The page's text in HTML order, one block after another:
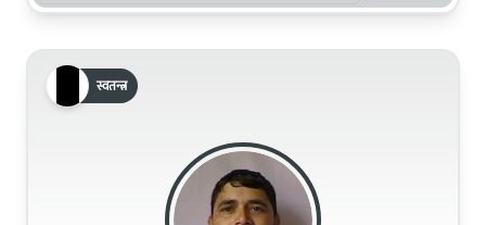
स्वतन्त्र